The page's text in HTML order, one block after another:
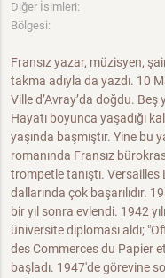
Diğer İsimleri:
Bölgesi:
Fransız yazar, müzisyen,
takma adıyla da yazdı. 10
Ville d’Avray’da doğdu.
Hayatı boyunca yaşadığı
yaşında başmıştır. Yine bu
romanında Fransız
trompetle tanıştı.
dallarında çok başarılıdır.
bir yıl sonra evlendi. 1942
üniversite diploması aldı;
des Commerces du Papier
başladı. 1947'de görevine